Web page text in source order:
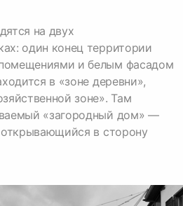
на двух
один конец территории
и белым фасадом
в «зоне деревни»,
зоне». Там
«загородный дом» —
открывающийся в сторону